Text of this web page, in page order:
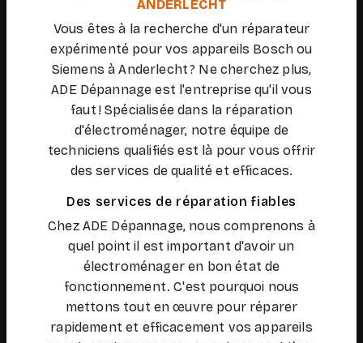
ANDERLECHT
Vous êtes à la recherche d'un réparateur
expérimenté pour vos appareils Bosch ou
Siemens à Anderlecht ? Ne cherchez plus,
ADE Dépannage est l'entreprise qu'il vous
faut ! Spécialisée dans la réparation
d'électroménager, notre équipe de
techniciens qualifiés est là pour vous offrir
des services de qualité et efficaces.
Des services de réparation fiables
Chez ADE Dépannage, nous comprenons à
quel point il est important d'avoir un
électroménager en bon état de
fonctionnement. C'est pourquoi nous
mettons tout en œuvre pour réparer
rapidement et efficacement vos appareils